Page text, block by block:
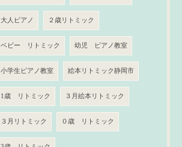
大人ピアノ ２歳リトミック
ベビー リトミック 幼児 ピアノ教室
小学生ピアノ教室 絵本リトミック静岡市
1歳 リトミック ３月絵本リトミック
３月リトミック ０歳 リトミック